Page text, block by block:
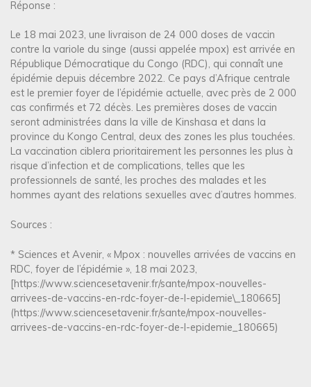
Réponse :
Le 18 mai 2023, une livraison de 24 000 doses de vaccin
contre la variole du singe (aussi appelée mpox) est arrivée en
République Démocratique du Congo (RDC), qui connaît une
épidémie depuis décembre 2022. Ce pays d’Afrique centrale
est le premier foyer de l’épidémie actuelle, avec près de 2 000
cas confirmés et 72 décès. Les premières doses de vaccin
seront administrées dans la ville de Kinshasa et dans la
province du Kongo Central, deux des zones les plus touchées.
La vaccination ciblera prioritairement les personnes les plus à
risque d’infection et de complications, telles que les
professionnels de santé, les proches des malades et les
hommes ayant des relations sexuelles avec d’autres hommes.
Sources :
* Sciences et Avenir, « Mpox : nouvelles arrivées de vaccins en
RDC, foyer de l’épidémie », 18 mai 2023,
[https://www.sciencesetavenir.fr/sante/mpox-nouvelles-
arrivees-de-vaccins-en-rdc-foyer-de-l-epidemie\_180665]
(https://www.sciencesetavenir.fr/sante/mpox-nouvelles-
arrivees-de-vaccins-en-rdc-foyer-de-l-epidemie_180665)